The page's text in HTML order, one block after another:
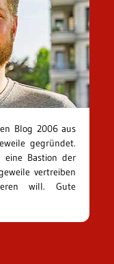
Blog 2006 aus
gegründet.
eine Bastion der
vertreiben
will. Gute